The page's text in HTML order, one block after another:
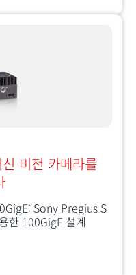
비전 카메라를
Sony Pregius S
한 100GigE 설계